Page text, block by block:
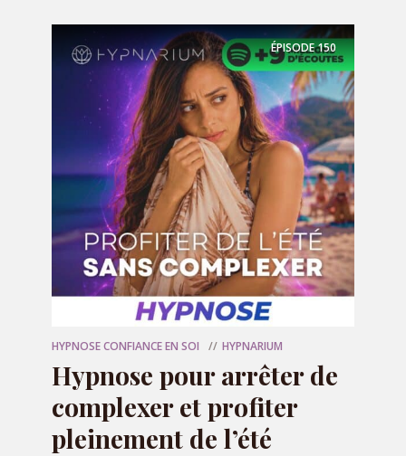
🎁 Votre programme
audio offert
OFFERT ÉPISODE150
HYPNOSE CONFIANCE EN SOI HYPNARIUM
Hypnose pour arrêter de
complexer et profiter
pleinement de l’été